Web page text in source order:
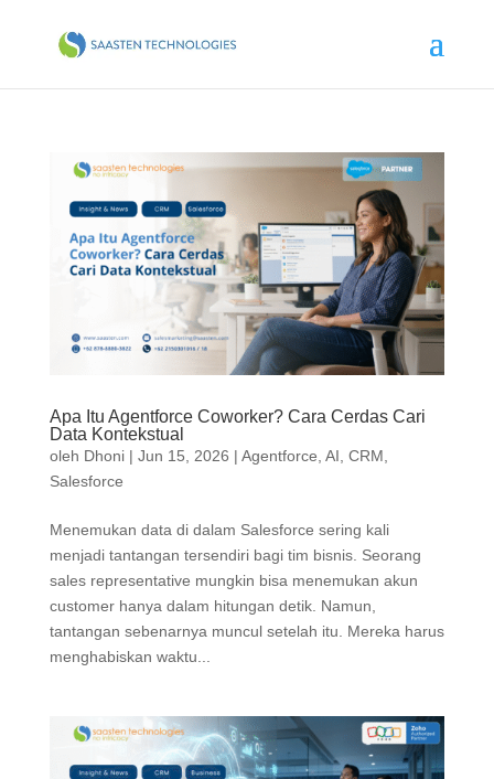
Apa Itu Agentforce Coworker? Cara Cerdas Cari
Data Kontekstual
oleh Dhoni| Jun 15, 2026 | Agentforce AI CRM
Salesforce
Menemukan data di dalam Salesforce sering kali
menjadi tantangan tersendiri bagi tim bisnis. Seorang
sales representative mungkin bisa menemukan akun
customer hanya dalam hitungan detik. Namun,
tantangan sebenarnya muncul setelah itu. Mereka harus
menghabiskan waktu...